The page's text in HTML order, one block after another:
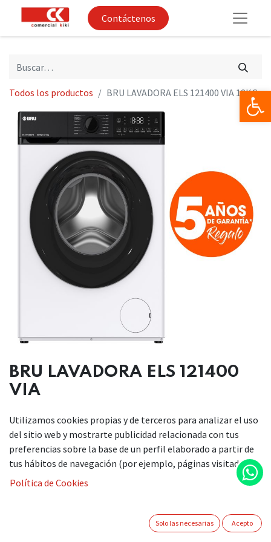
Contáctenos
Todos los productos BRU LAVADORA ELS 121400 VIA 12KG
BRU LAVADORA ELS 121400
VIA
Tipo carga: Frontal
Instalación: Libre instalación
Tipo dispensador detergente: Manual
Capacidad carga lavado: 12 kg
Utilizamos cookies propias y de terceros para analizar el uso
del sitio web y mostrarte publicidad relacionada con tus
preferencias sobre la base de un perfil elaborado a partir de
tus hábitos de navegación (por ejemplo, páginas visitadas).
Política de Cookies
Solo las necesarias Acepto